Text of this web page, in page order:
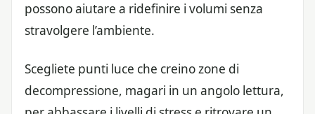
possono aiutare a ridefinire i volumi senza
stravolgere l’ambiente.
Scegliete punti luce che creino zone di
decompressione, magari in un angolo lettura,